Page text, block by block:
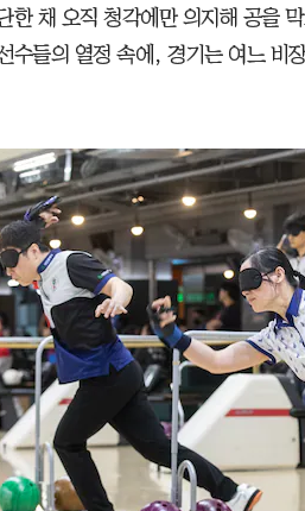
한 채 오직 청각에만 의지해 공을
수들의 열정 속에, 경기는 여느 비